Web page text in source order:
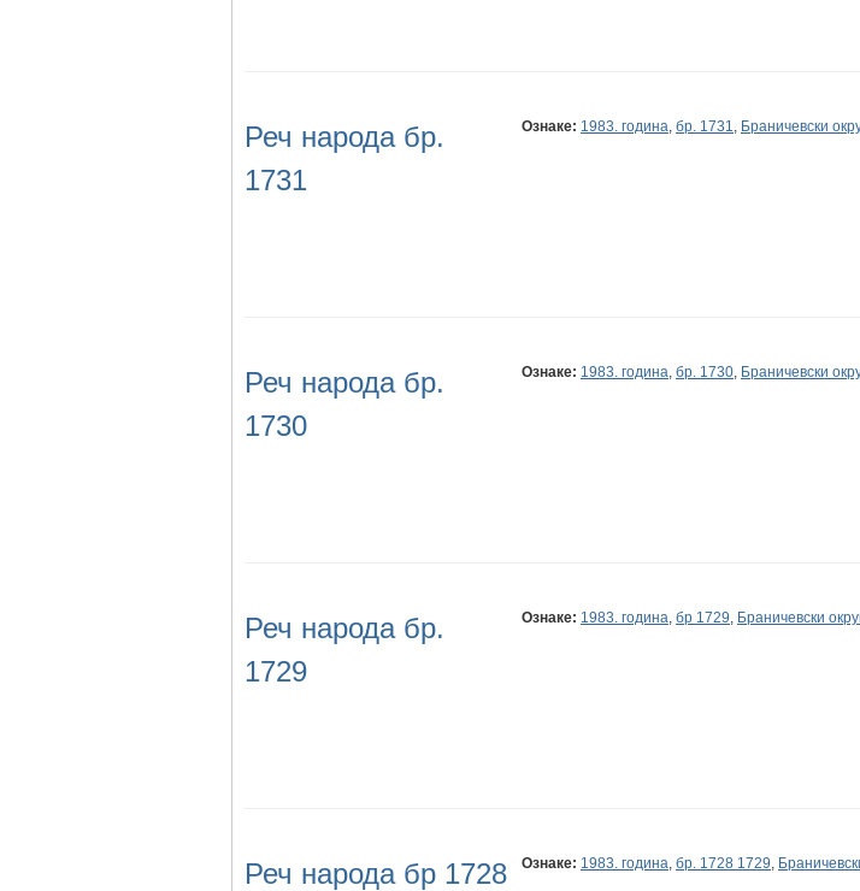
Реч народа бр.
1731
Ознаке: 1983. година, бр. 1731, Браничевски
Реч народа бр.
1730
Ознаке: 1983. година, бр. 1730, Браничевски
Реч народа бр.
1729
Ознаке: 1983. година, бр 1729, Браничевски
Реч народа бр 1728
Ознаке: 1983. година, бр. 1728 1729,